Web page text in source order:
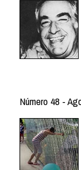
Número 48 -